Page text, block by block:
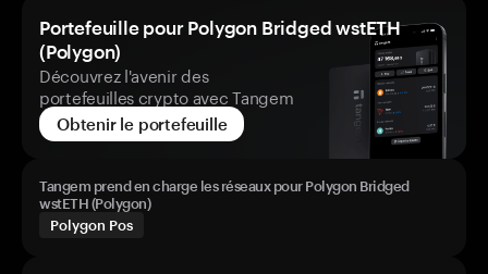
Portefeuille pour Polygon Bridged wstETH
(Polygon)
Découvrez l'avenir des
portefeuilles crypto avec Tangem
Obtenir le portefeuille
Tangem prend en charge les réseaux pour Polygon Bridged
wstETH (Polygon)
Polygon Pos